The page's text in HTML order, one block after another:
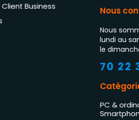
Business
Nous
Nous
lundi au
le
70 22
PC &